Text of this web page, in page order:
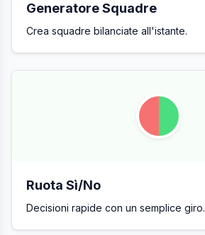
Generatore Squadre
Crea squadre bilanciate all'istante.
Ruota Sì/No
Decisioni rapide con un semplice giro.